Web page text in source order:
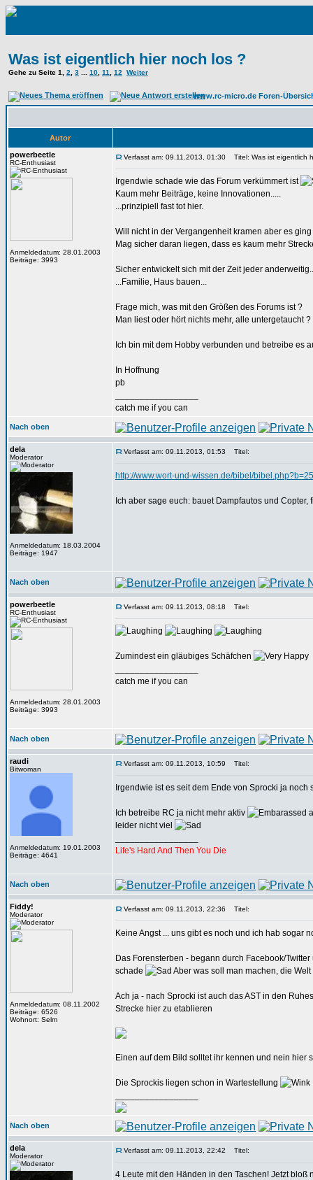
Was ist eigentlich hier noch los ?
Gehe zu Seite 1 2 3 10 11 12 Weiter
www.rc-micro.de Foren-
Autor
powerbeetle
RC-Enthusiast
Anmeldedatum: 28.01.2003
Beiträge: 3993
Verfasst am: 09.11.2013, 01:30 Titel: Was ist eigentlich
Irgendwie schade wie das Forum verkümmert ist
Kaum mehr Beiträge, keine Innovationen.....
...prinzipiell fast tot hier.
Will nicht in der Vergangenheit kramen aber es
Mag sicher daran liegen, dass es kaum mehr
Sicher entwickelt sich mit der Zeit jeder
...Familie, Haus bauen...
Frage mich, was mit den Größen des Forums ist ?
Man liest oder hört nichts mehr, alle untergetaucht ?
Ich bin mit dem Hobby verbunden und betreibe es
In Hoffnung
pb
catch me if you can
Nach oben
dela
Moderator
Anmeldedatum: 18.03.2004
Beiträge: 1947
Verfasst am: 09.11.2013, 01:53 Titel:
http://www.wort-und-wissen.de/bibel/
Ich aber sage euch: bauet Dampfautos und
Nach oben
powerbeetle
RC-Enthusiast
Anmeldedatum: 28.01.2003
Beiträge: 3993
Verfasst am: 09.11.2013, 08:18 Titel:
Zumindest ein gläubiges Schäfchen
catch me if you can
Nach oben
raudi
Bitwoman
Anmeldedatum: 19.01.2003
Beiträge: 4641
Verfasst am: 09.11.2013, 10:59 Titel:
Irgendwie ist es seit dem Ende von Sprocki ja
Ich betreibe RC ja nicht mehr aktiv
leider nicht viel
Life's Hard And Then You Die
Nach oben
Fiddy!
Moderator
Anmeldedatum: 08.11.2002
Beiträge: 6526
Wohnort: Selm
Verfasst am: 09.11.2013, 22:36 Titel:
Keine Angst ... uns gibt es noch und ich hab sogar
Das Forensterben - begann durch Facebook/
schade
Aber was soll man machen, die
Ach ja - nach Sprocki ist auch das AST in den
Strecke hier zu etablieren
Einen auf dem Bild solltet ihr kennen und nein hier
Die Sprockis liegen schon in Wartestellung
Nach oben
dela
Moderator
Verfasst am: 09.11.2013, 22:42 Titel:
4 Leute mit den Händen in den Taschen! Jetzt bloß